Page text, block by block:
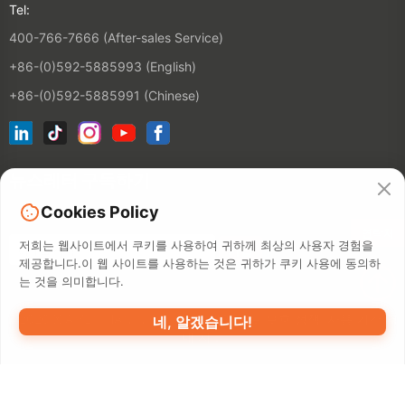
Tel:
400-766-7666 (After-sales Service)
+86-(0)592-5885993 (English)
+86-(0)592-5885991 (Chinese)
©2026 XIAMEN HANIN CO., LTD.개인 정보 보호 정책
역
내 지도
Cookies Policy
저희는 웹사이트에서 쿠키를 사용하여 귀하께 최상의 사용자 경험을
제공합니다.이 웹 사이트를 사용하는 것은 귀하가 쿠키 사용에 동의하
는 것을 의미합니다.
네, 알겠습니다!